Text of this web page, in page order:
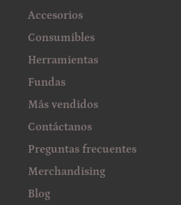
Accesorios
Consumibles
Herramientas
Fundas
Más vendidos
Contáctanos
Preguntas frecuentes
Merchandising
Blog